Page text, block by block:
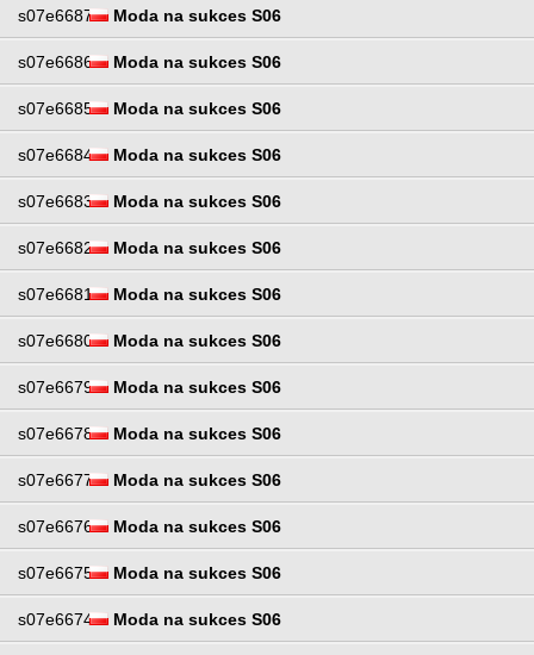
s07e6687 Moda na sukces S06
s07e6686 Moda na sukces S06
s07e6685 Moda na sukces S06
s07e6684 Moda na sukces S06
s07e6683 Moda na sukces S06
s07e6682 Moda na sukces S06
s07e6681 Moda na sukces S06
s07e6680 Moda na sukces S06
s07e6679 Moda na sukces S06
s07e6678 Moda na sukces S06
s07e6677 Moda na sukces S06
s07e6676 Moda na sukces S06
s07e6675 Moda na sukces S06
s07e6674 Moda na sukces S06